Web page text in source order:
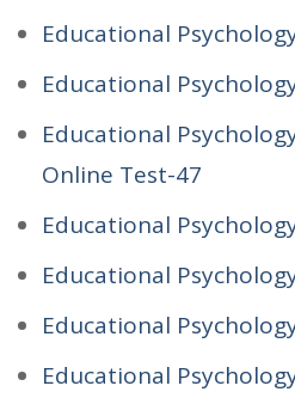
Educational
Educational
Educational
Online Test-47
Educational
Educational
Educational
Educational